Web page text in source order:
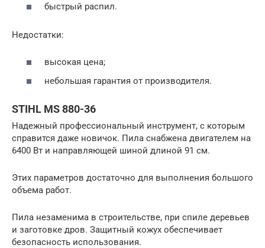
быстрый распил.
Недостатки:
высокая цена;
небольшая гарантия от производителя.
STIHL MS 880-36
Надежный профессиональный инструмент, с которым
справится даже новичок. Пила снабжена двигателем на
6400 Вт и направляющей шиной длиной 91 см.
Этих параметров достаточно для выполнения большого
объема работ.
Пила незаменима в строительстве, при спиле деревьев
и заготовке дров. Защитный кожух обеспечивает
безопасность использования.